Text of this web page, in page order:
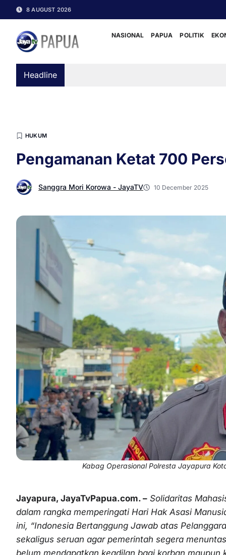
8 AUGUST 2026
NASIONAL PAPUA POLITIK
Headline
HUKUM
Pengamanan Ketat 700
Sanggra Mori Korowa - JayaTV 10 December 2025
Kabag Operasional Polresta Jayapura
Jayapura, JayaTvPapua.com. – Solidaritas
dalam rangka memperingati Hari Hak Asasi
ini, “Indonesia Bertanggung Jawab atas
sekaligus seruan agar pemerintah segera